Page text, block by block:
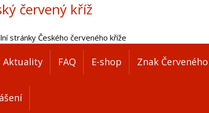
červený kříž
stránky Českého červeného kříže
Aktuality FAQ E-shop Znak